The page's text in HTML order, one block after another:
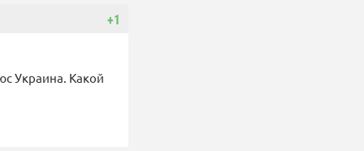
+1
Украина. Какой